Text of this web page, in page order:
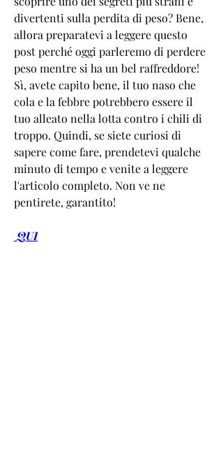
divertenti sulla perdita di peso? Bene,
allora preparatevi a leggere questo
post perché oggi parleremo di perdere
peso mentre si ha un bel raffreddore!
Sì, avete capito bene, il tuo naso che
cola e la febbre potrebbero essere il
tuo alleato nella lotta contro i chili di
troppo. Quindi, se siete curiosi di
sapere come fare, prendetevi qualche
minuto di tempo e venite a leggere
l'articolo completo. Non ve ne
pentirete, garantito!
QUI